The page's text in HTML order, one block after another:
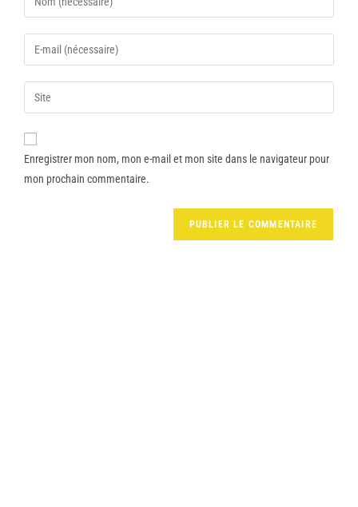
Enregistrer mon nom, mon e-mail et mon site dans le navigateur pour
mon prochain commentaire.